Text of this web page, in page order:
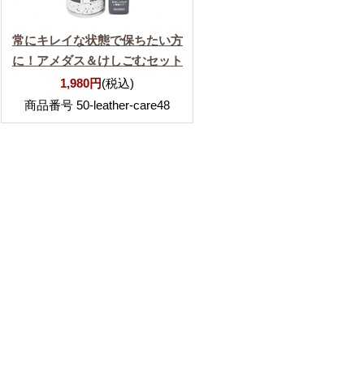
常にキレイな状態で保ちたい方
に！アメダス＆けしごむセット
1,980円(税込)
商品番号 50-leather-care48